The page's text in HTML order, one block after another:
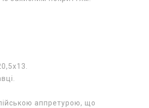
аппретурою, що